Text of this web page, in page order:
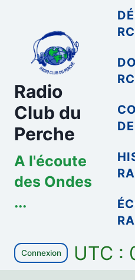
contenu
Radio
Club du
Perche
A l'écoute
des Ondes
...
Connexion UTC :